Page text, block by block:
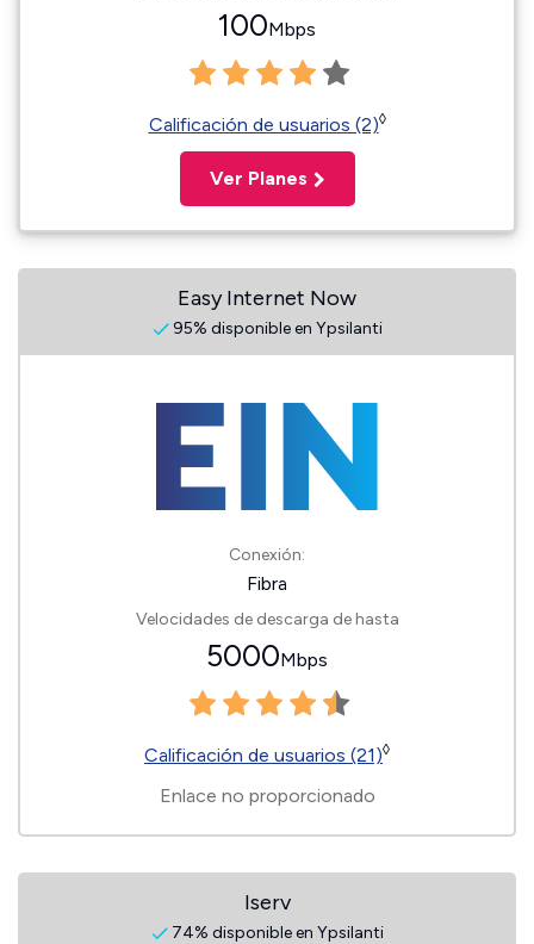
100Mbps
Calificación de usuarios (2)◊
Ver Planes
Easy Internet Now
95% disponible en Ypsilanti
Conexión:
Fibra
Velocidades de descarga de hasta
5000Mbps
Calificación de usuarios (21)◊
Enlace no proporcionado
Iserv
74% disponible en Ypsilanti